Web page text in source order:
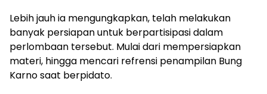
Lebih jauh ia mengungkapkan, telah melakukan
banyak persiapan untuk berpartisipasi dalam
perlombaan tersebut. Mulai dari mempersiapkan
materi, hingga mencari refrensi penampilan Bung
Karno saat berpidato.